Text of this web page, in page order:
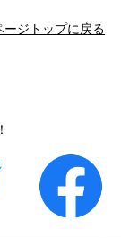
ジトップに戻る